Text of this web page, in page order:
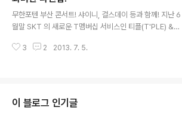
걸스데이, DJ DOC, 에일리, 김태우, 컬투(MC)' 가 출연한
다 했는데요. 혹시나 출연진에 변화가 있나 싶어 알아봤더
니 해당 가수들로 라인업이 확정되었다고 하네요.SNS 등
에서 무한포텐 콘서트에 대한 이야기를 나누다보니 참여하
무한포텐 부산 콘서트! 샤이니, 걸스데이 등과 함께! 지난 6
월말 SKT 의 새로운 T멤버십 서비스인 티플(T'PLE) &
서울에서 열렸습니다. 다녀오신 지인들의 이야기를 들어보
그저 아쉬움만 달래고 있었는데요. 이번에는 부산에서 두
번째 무한포텐 콘서트가 열린다고 합니다. 7월 27일 토요
3 2 2013. 7. 5.
이 블로그 인기글